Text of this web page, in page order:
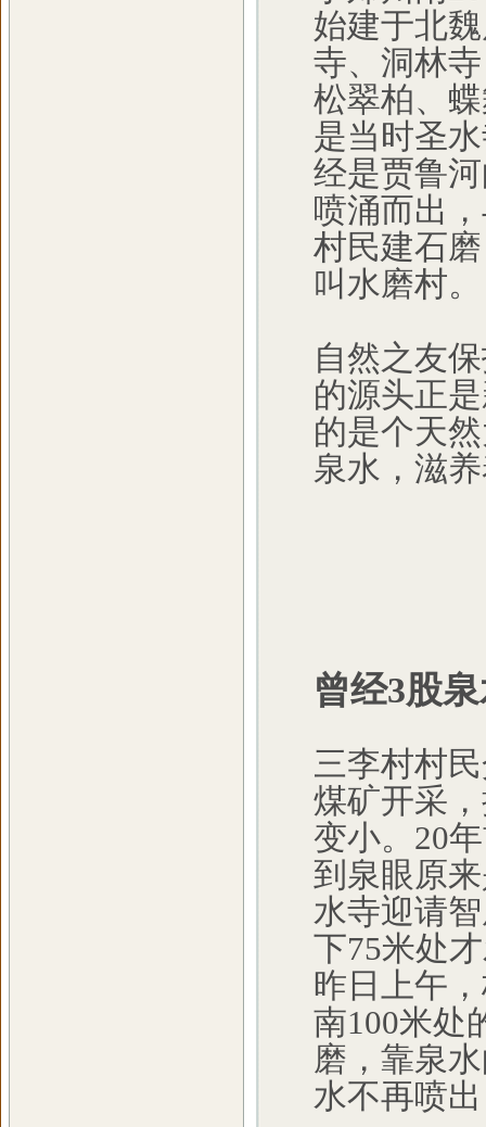
始建于北
寺、洞林
松翠柏、
是当时圣
经是贾鲁
喷涌而出
村民建石
叫水磨村。
自然之友
的源头正
的是个天
泉水，滋
曾经3股
三李村村
煤矿开采
变小。20
到泉眼原
水寺迎请
下75米处
昨日上午
南100米处
磨，靠泉
水不再喷